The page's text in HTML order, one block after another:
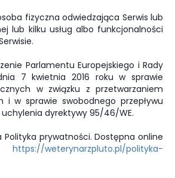
fizyczna odwiedzająca Serwis lub
lub kilku usług albo funkcjonalności
Parlamentu Europejskiego i Rady
7 kwietnia 2016 roku w sprawie
w związku z przetwarzaniem
i w sprawie swobodnego przepływu
dyrektywy 95/46/WE.
Polityka prywatności. Dostępna online
https://weterynarzpluto.pl/polityka-